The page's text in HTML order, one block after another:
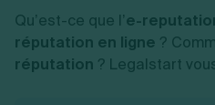
Calcul de charges sociales
Estimation du coût de
Calcul d'éligibilité à l'ACRE
Vérification de la
Recherche d'antériorité
Protection des créations
Confidentialité de
Fermer son entreprise
Transport
Autres
Par fonctionnalité
Gestion d’entreprise
Fermeture d’entreprise
Exercice d’un métier
Qu’est-ce que l’e-
réputation en ligne ?
réputation ? Legalstart